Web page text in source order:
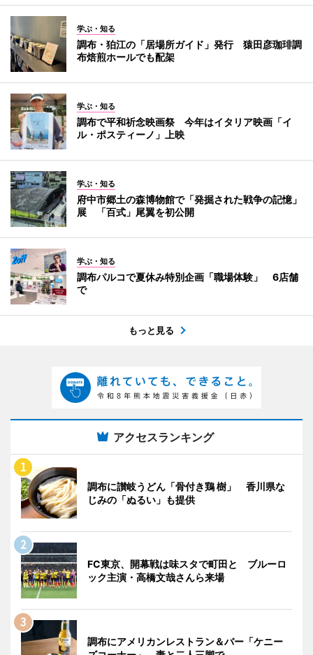
学ぶ・知る
調布・狛江の「居場所ガイド」発行 猿田彦珈琲調
布焙煎ホールでも配架
学ぶ・知る
調布で平和祈念映画祭 今年はイタリア映画「イ
ル・ポスティーノ」上映
学ぶ・知る
府中市郷土の森博物館で「発掘された戦争の記憶」
展 「百式」尾翼を初公開
学ぶ・知る
調布パルコで夏休み特別企画「職場体験」 6店舗
で
もっと見る
アクセスランキング
調布に讃岐うどん「骨付き鶏 樹」 香川県な
じみの「ぬるい」も提供
FC東京、開幕戦は味スタで町田と ブルーロ
ック主演・高橋文哉さんら来場
調布にアメリカンレストラン＆バー「ケニー